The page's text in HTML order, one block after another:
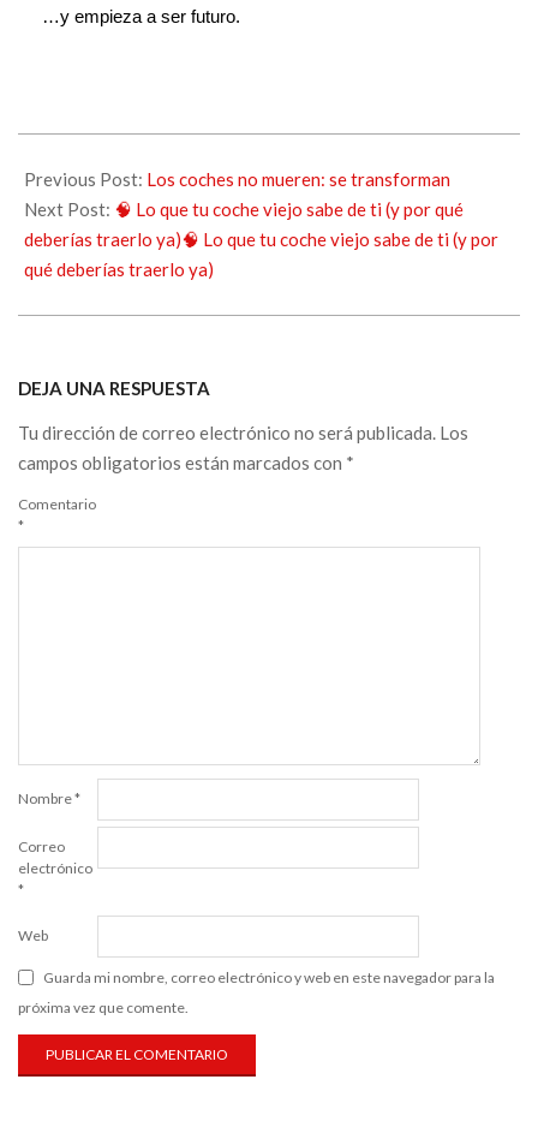
…y empieza a ser futuro.
Previous Post: Los coches no mueren: se transforman
Next Post: 🧠 Lo que tu coche viejo sabe de ti (y por qué
deberías traerlo ya)🧠 Lo que tu coche viejo sabe de ti (y por
qué deberías traerlo ya)
DEJA UNA RESPUESTA
Tu dirección de correo electrónico no será publicada. Los
campos obligatorios están marcados con *
Comentario
*
Nombre*
Correo
electrónico
*
Web
Guarda mi nombre, correo electrónico y web en este navegador para la
próxima vez que comente.